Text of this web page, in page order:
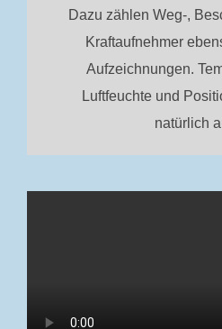
Dazu zählen Weg-,
Kraftaufnehmer
Aufzeichnungen.
Luftfeuchte und
natürlich